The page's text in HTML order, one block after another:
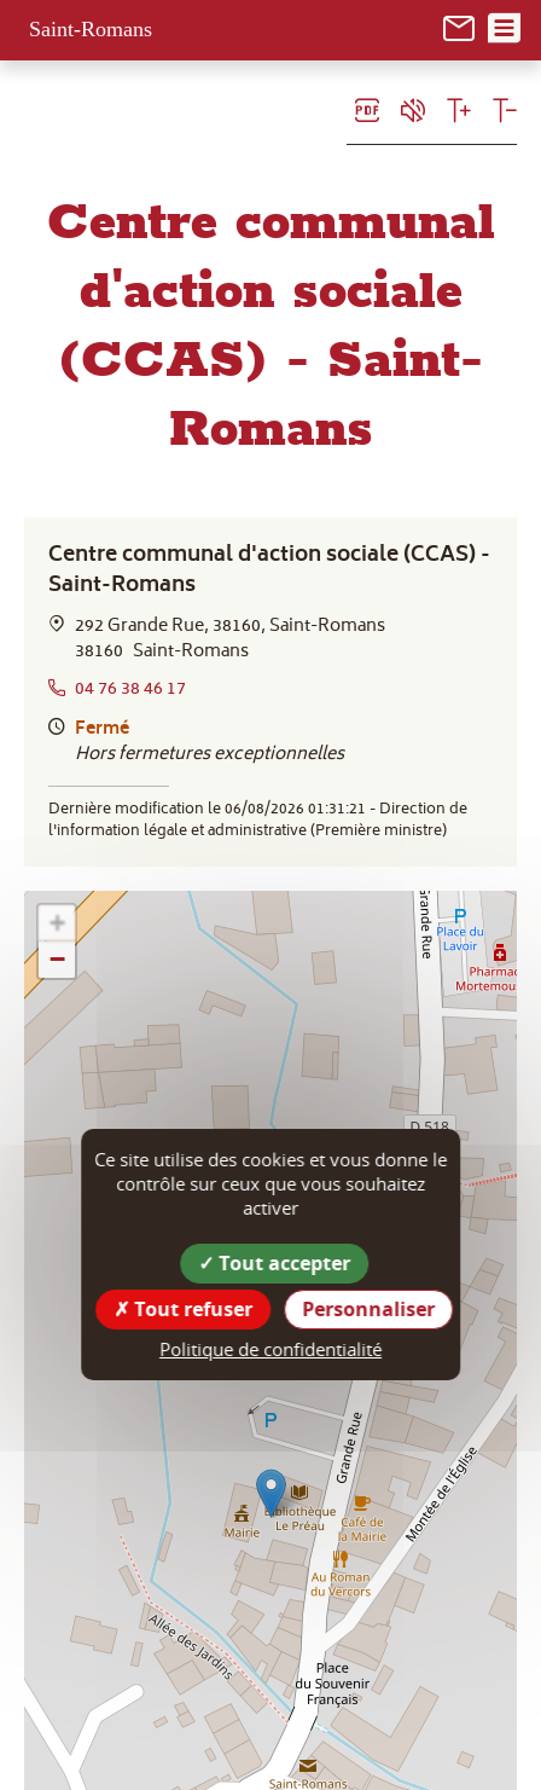
Saint-Romans
Centre communal
d'action sociale
(CCAS) - Saint-
Romans
Centre communal d'action sociale (CCAS) -
Saint-Romans
292 Grande Rue, 38160, Saint-Romans
38160 Saint-Romans
04 76 38 46 17
Fermé
Hors fermetures exceptionnelles
Dernière modification le 06/08/2026 01:31:21 - Direction de
l'information légale et administrative (Première ministre)
+
−
Ce site utilise des cookies et vous donne le
contrôle sur ceux que vous souhaitez
activer
Tout accepter
Tout refuser
Personnaliser
Politique de confidentialité